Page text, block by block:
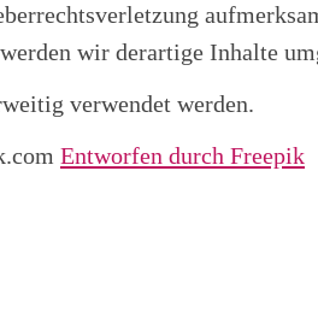
wir derartige Inhalte
verwendet werden.
Entworfen durch Freepik